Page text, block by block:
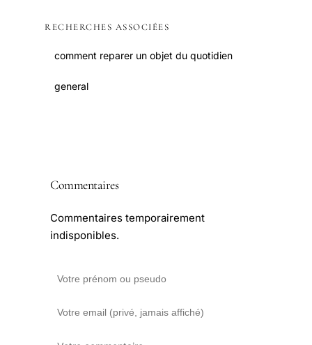
RECHERCHES ASSOCIÉES
comment reparer un objet du quotidien
general
Commentaires
Commentaires temporairement
indisponibles.